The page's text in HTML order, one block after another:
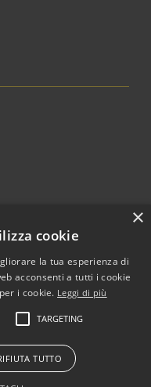
•Accesso redazione
×
cookie
la tua esperienza di
acconsenti a tutti i cookie
i cookie. Leggi di più
TARGETING
TUTTO